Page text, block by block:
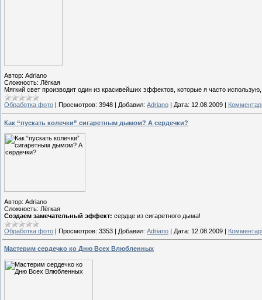
Автор: Adriano
Сложность: Лёгкая
Мягкий свет производит один из красивейших эффектов, которые я часто
Обработка фото Просмотров: 3948 Добавил: Adriano Дата: 12.08.2009
Как “пускать колечки” сигаретным дымом? А сердечки?
Автор: Adriano
Сложность: Лёгкая
Создаем замечательный эффект: сердце из сигаретного дыма!
Обработка фото | Просмотров: 3353 | Добавил: Adriano | Дата: 12.08.2009 |
Мастерим сердечко ко Дню Всех Влюбленных